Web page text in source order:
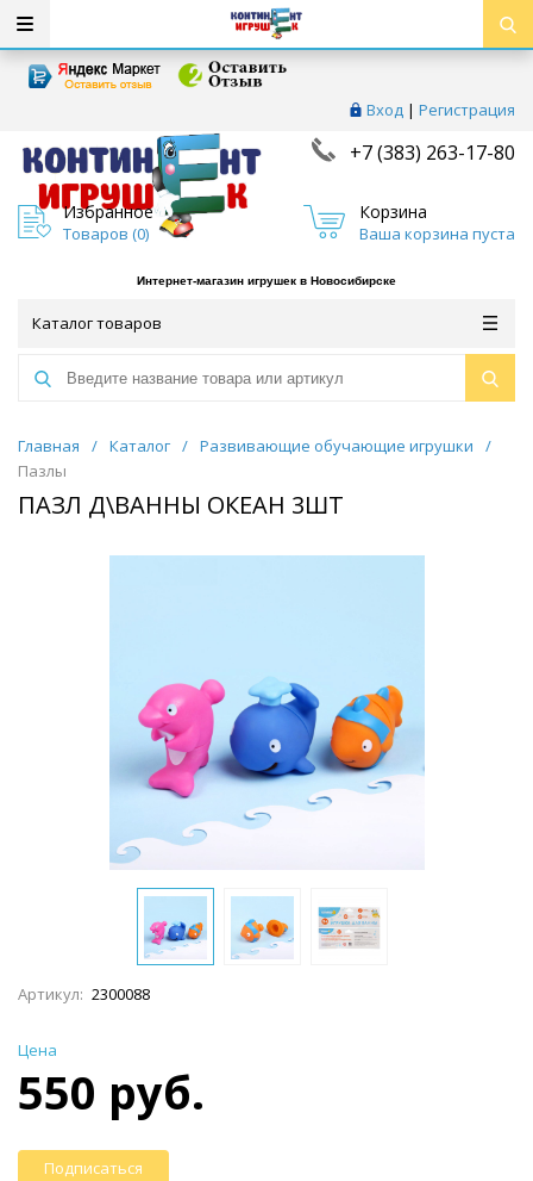
Вход | Регистрация
+7 (383) 263-17-80
Избранное
Товаров (0)
Корзина
Ваша корзина пуста
Интернет-магазин игрушек в Новосибирске
Каталог товаров
Главная / Каталог / Развивающие обучающие игрушки
/
Пазлы
ПАЗЛ Д\ВАННЫ ОКЕАН 3ШТ
Артикул: 2300088
Цена
550 руб.
Подписаться